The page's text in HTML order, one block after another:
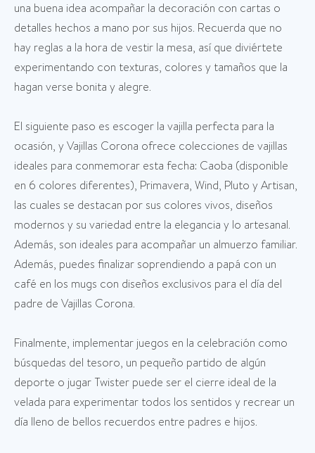
una buena idea acompañar la decoración con cartas o
detalles hechos a mano por sus hijos. Recuerda que no
hay reglas a la hora de vestir la mesa, así que diviértete
experimentando con texturas, colores y tamaños que la
hagan verse bonita y alegre.
El siguiente paso es escoger la vajilla perfecta para la
ocasión, y Vajillas Corona ofrece colecciones de vajillas
ideales para conmemorar esta fecha: Caoba (disponible
en 6 colores diferentes), Primavera, Wind, Pluto y Artisan,
las cuales se destacan por sus colores vivos, diseños
modernos y su variedad entre la elegancia y lo artesanal.
Además, son ideales para acompañar un almuerzo familiar.
Además, puedes finalizar soprendiendo a papá con un
café en los mugs con diseños exclusivos para el día del
padre de Vajillas Corona.
Finalmente, implementar juegos en la celebración como
búsquedas del tesoro, un pequeño partido de algún
deporte o jugar Twister puede ser el cierre ideal de la
velada para experimentar todos los sentidos y recrear un
día lleno de bellos recuerdos entre padres e hijos.